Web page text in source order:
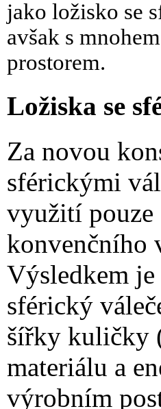
jako ložisko se
avšak s
prostorem.
Ložiska se
Za novou
sférickými
využití pouze
konvenčního
Výsledkem
sférický
šířky kuličky
materiálu a
výrobním